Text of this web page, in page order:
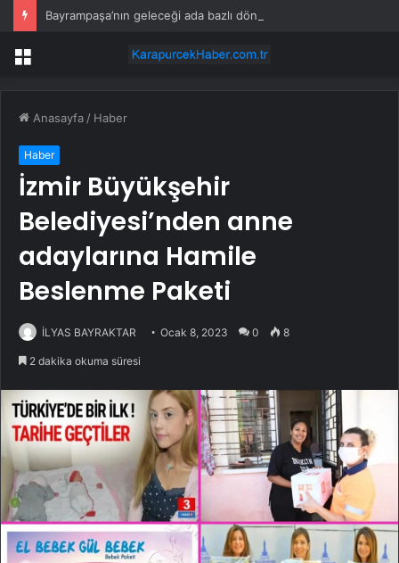
Bayrampaşa’nın geleceği ada bazlı dönüşümle şekilleniyor
Menü
Anasayfa / Haber
Haber
İzmir Büyükşehir
Belediyesi’nden anne
adaylarına Hamile
Beslenme Paketi
İLYAS BAYRAKTAR Ocak 8, 2023 0 8
2 dakika okuma süresi